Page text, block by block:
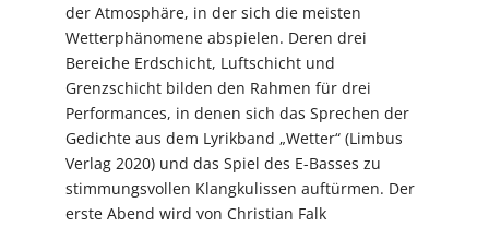
der Atmosphäre, in der sich die meisten
Wetterphänomene abspielen. Deren drei
Bereiche Erdschicht, Luftschicht und
Grenzschicht bilden den Rahmen für drei
Performances, in denen sich das Sprechen der
Gedichte aus dem Lyrikband „Wetter“ (Limbus
Verlag 2020) und das Spiel des E-Basses zu
stimmungsvollen Klangkulissen auftürmen. Der
erste Abend wird von Christian Falk